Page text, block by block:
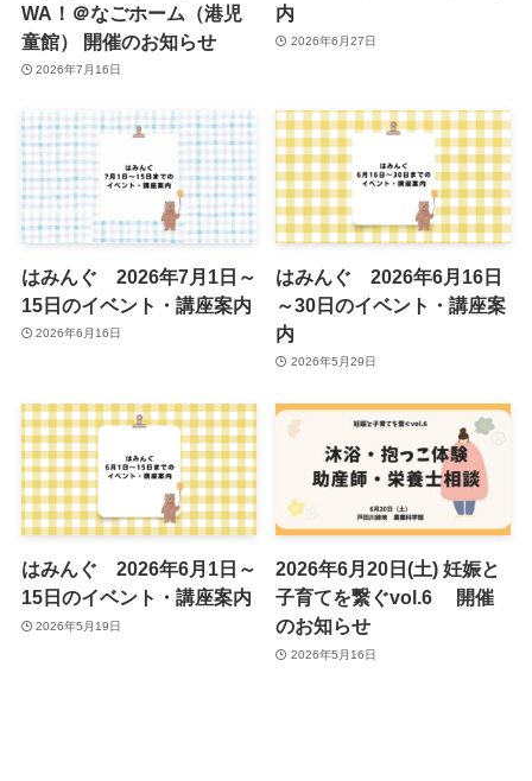
WA！＠なごホーム（港児
童館） 開催のお知らせ
2026年7月16日
内
2026年6月27日
はみんぐ 2026年7月1日～
15日のイベント・講座案内
2026年6月16日
はみんぐ 2026年6月16日
～30日のイベント・講座案
内
2026年5月29日
はみんぐ 2026年6月1日～
15日のイベント・講座案内
2026年5月19日
2026年6月20日(土) 妊娠と
子育てを繋ぐvol.6 開催
のお知らせ
2026年5月16日